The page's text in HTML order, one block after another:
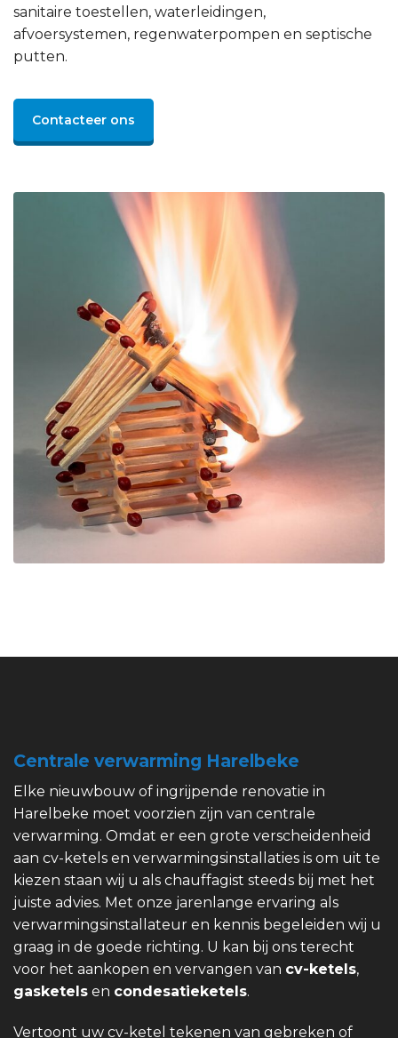
sanitaire toestellen, waterleidingen,
afvoersystemen, regenwaterpompen en septische
putten.
Contacteer ons
Centrale verwarming Harelbeke
Elke nieuwbouw of ingrijpende renovatie in
Harelbeke moet voorzien zijn van centrale
verwarming. Omdat er een grote verscheidenheid
aan cv-ketels en verwarmingsinstallaties is om uit te
kiezen staan wij u als chauffagist steeds bij met het
juiste advies. Met onze jarenlange ervaring als
verwarmingsinstallateur en kennis begeleiden wij u
graag in de goede richting. U kan bij ons terecht
voor het aankopen en vervangen van cv-ketels,
gasketels en condesatieketels.
Vertoont uw cv-ketel tekenen van gebreken of